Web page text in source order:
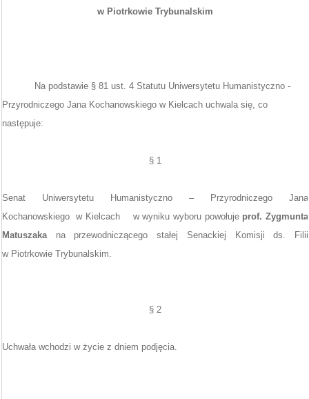
w Piotrkowie Trybunalskim
Na podstawie § 81 ust. 4 Statutu Uniwersytetu Humanistyczno -
Przyrodniczego Jana Kochanowskiego w Kielcach uchwala się, co
następuje:
§ 1
Senat Uniwersytetu Humanistyczno – Przyrodniczego Jana
Kochanowskiego
w Kielcach w wyniku wyboru powołuje prof. Zygmunta
Matuszakana przewodniczącego stałej Senackiej Komisji ds. Filii
w Piotrkowie Trybunalskim.
§ 2
Uchwała wchodzi w życie z dniem podjęcia.